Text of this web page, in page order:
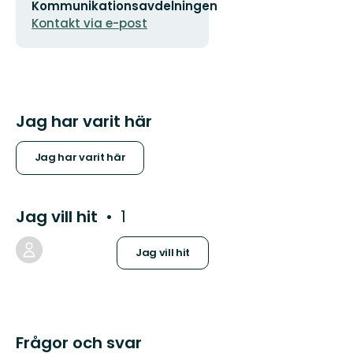
postadress
Kommunikationsavdelningen
Kontakt via e-post
Jag har varit här
Jag har varit här
Jag vill hit 1
Jag vill hit
Frågor och svar